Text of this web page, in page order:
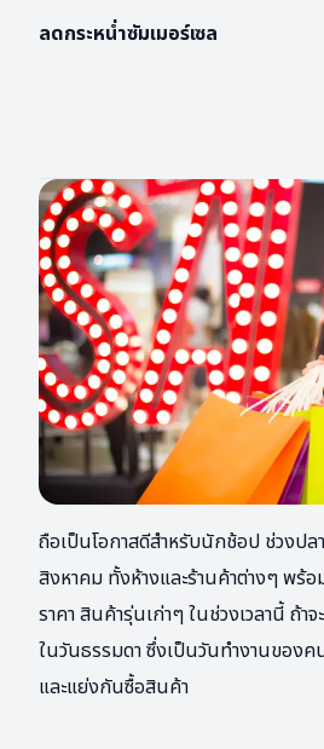
ลดกระหน่ำซัมเมอร์เซล
ถือเป็นโอกาสดีสำหรับนักช้อป ช่วงป
สิงหาคม ทั้งห้างและร้านค้าต่างๆ พร้
ราคา สินค้ารุ่นเก่าๆ ในช่วงเวลานี้ ถ้า
ในวันธรรมดา ซึ่งเป็นวันทำงานของ
และแย่งกันซื้อสินค้า